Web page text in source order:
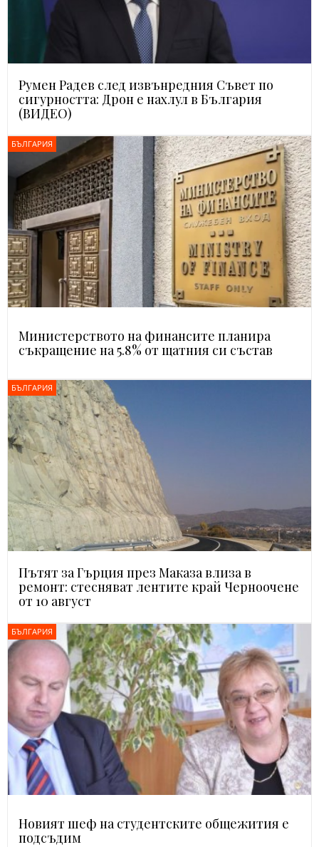
Румен Радев след извънредния Съвет по
сигурността: Дрон е нахлул в България
(ВИДЕО)
БЪЛГАРИЯ
Министерството на финансите планира
съкращение на 5.8% от щатния си състав
БЪЛГАРИЯ
Пътят за Гърция през Маказа влиза в
ремонт: стесняват лентите край Черноочене
от 10 август
БЪЛГАРИЯ
Новият шеф на студентските общежития е
подсъдим